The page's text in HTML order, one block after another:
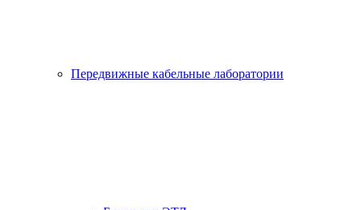
Передвижные кабельные лаборатории